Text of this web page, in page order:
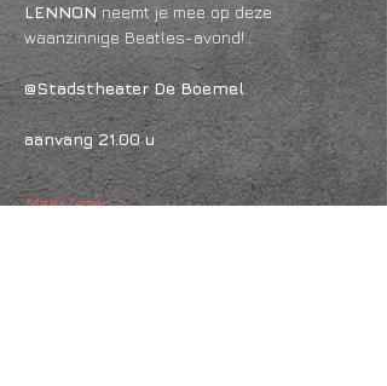
LENNON neemt je mee op deze
waanzinnige Beatles-avond!...
@Stadstheater De Boemel
aanvang 21.00 u
Meer lezen >